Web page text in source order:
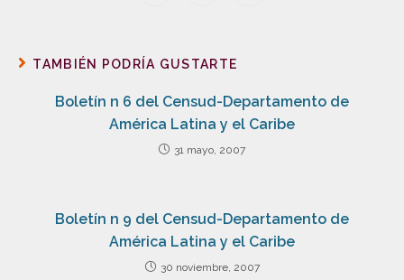
TAMBIÉN PODRÍA GUSTARTE
Boletín n 6 del Censud-Departamento de
América Latina y el Caribe
31 mayo, 2007
Boletín n 9 del Censud-Departamento de
América Latina y el Caribe
30 noviembre, 2007